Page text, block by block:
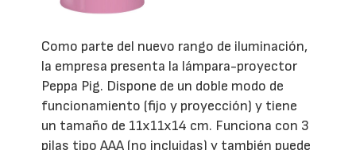
Como parte del nuevo rango de iluminación,
la empresa presenta la lámpara-proyector
Peppa Pig. Dispone de un doble modo de
funcionamiento (fijo y proyección) y tiene
un tamaño de 11x11x14 cm. Funciona con 3
pilas tipo AAA (no incluidas) y también puede